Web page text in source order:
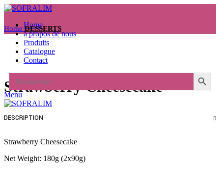
Home
à propos de nous
Produits
Catalogue
Contact
Search
for:
Search Button
Menu
HomeDESSERTS
Strawberry Cheesecake
DESCRIPTION
Strawberry Cheesecake
Net Weight: 180g (2x90g)